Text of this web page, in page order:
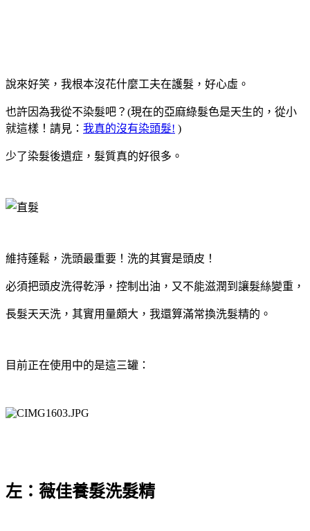
說來好笑，我根本沒花什麼工夫在護髮，好心虛。
也許因為我從不染髮吧？(現在的亞麻綠髮色是天生的，從小
就這樣！請見： 我真的沒有染頭髮! )
少了染髮後遺症，髮質真的好很多。
維持蓬鬆，洗頭最重要！洗的其實是頭皮！
必須把頭皮洗得乾淨，控制出油，又不能滋潤到讓髮絲變重，
長髮天天洗，其實用量頗大，我還算滿常換洗髮精的。
目前正在使用中的是這三罐：
左：薇佳養髮洗髮精